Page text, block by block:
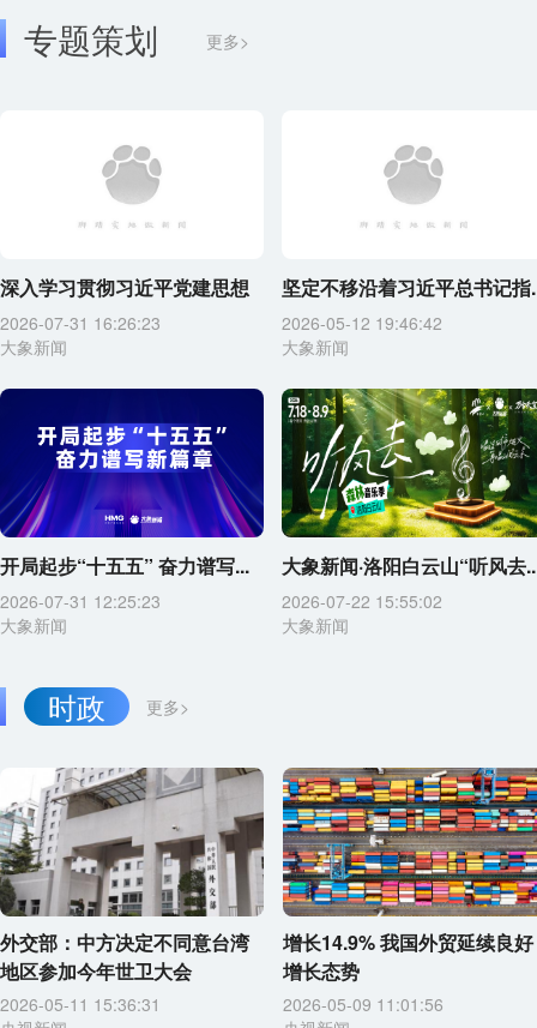
专题策划 更多>
深入学习贯彻习近平党建思想
2026-07-31 16:26:23
大象新闻
坚定不移沿着习近平总书记指
2026-05-12 19:46:42
大象新闻
开局起步“十五五” 奋力谱写...
2026-07-31 12:25:23
大象新闻
大象新闻·洛阳白云山“听风去
2026-07-22 15:55:02
大象新闻
更多>
时政
外交部：中方决定不同意台湾
地区参加今年世卫大会
2026-05-11 15:36:31
增长14.9% 我国外贸延续良好
增长态势
2026-05-09 11:01:56